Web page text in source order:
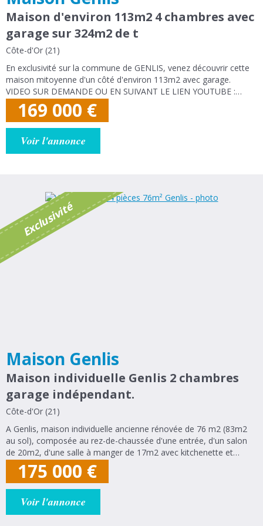
Maison d'environ 113m2 4 chambres avec
garage sur 324m2 de t
Côte-d'Or (21)
En exclusivité sur la commune de GENLIS, venez découvrir cette
maison mitoyenne d'un côté d'environ 113m2 avec garage.
VIDEO SUR DEMANDE OU EN SUIVANT LE LIEN YOUTUBE :
https://youtube.com/shorts/U8rHJ3UvodA?is=nZl4hkYuKUbZEz_5
Celle-ci comprend : - Au...
169 000 €
Voir l'annonce
E
x
c
l
u
s
i
v
i
t
é
Maison Genlis
Maison individuelle Genlis 2 chambres
garage indépendant.
Côte-d'Or (21)
A Genlis, maison individuelle ancienne rénovée de 76 m2 (83m2
au sol), composée au rez-de-chaussée d'une entrée, d'un salon
de 20m2, d'une salle à manger de 17m2 avec kitchenette et
placard, d'une salle de bains et de WC séparé. A l'étage : 2
chambres de 13m2 au sol...
175 000 €
Voir l'annonce